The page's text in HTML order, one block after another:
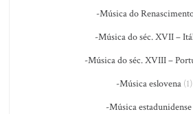
-Música do
-Música do séc. XVII –
-Música do séc. XVIII –
-Música eslovena(1)
-Música estadunidense